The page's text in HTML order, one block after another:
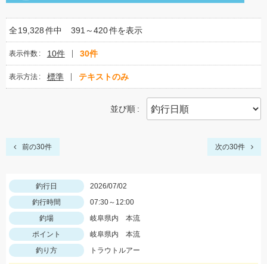
全19,328件中 391～420件を表示
表示件数 10件 30件
表示方法 標準 テキストのみ
並び順
前の30件 次の30件
釣行日
2026/07/02
釣行時間
07:30～12:00
釣場
岐阜県内 本流
ポイント
岐阜県内 本流
釣り方
トラウトルアー